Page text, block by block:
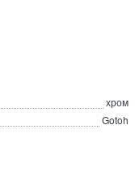
хром
Gotoh